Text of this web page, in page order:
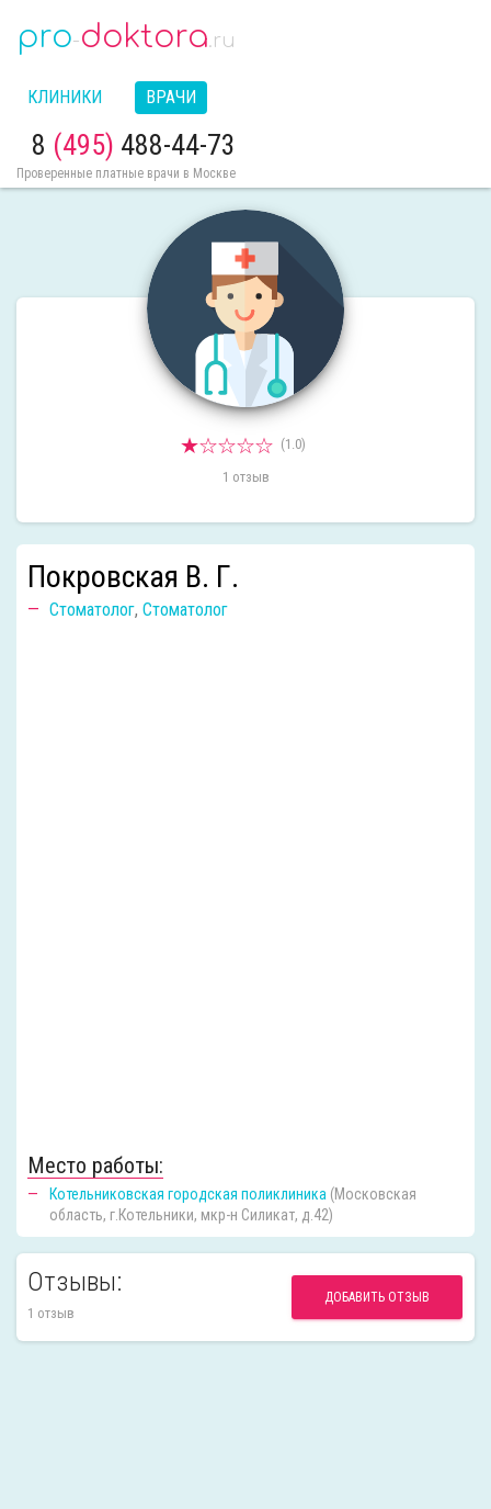
pro-doktora.ru
КЛИНИКИ ВРАЧИ
8 (495) 488-44-73
Проверенные платные врачи в Москве
(1.0)
1 отзыв
Покровская В. Г.
Стоматолог, Стоматолог
Место работы:
Котельниковская городская поликлиника (Московская
область, г.Котельники, мкр-н Силикат, д.42)
ДОБАВИТЬ ОТЗЫВ
Отзывы:
1 отзыв